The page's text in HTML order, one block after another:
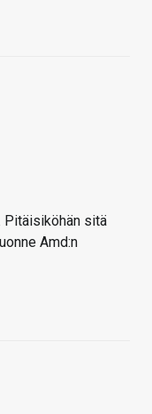
Pitäisiköhän sitä
Amd:n